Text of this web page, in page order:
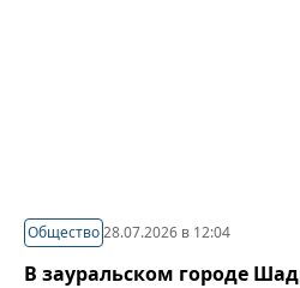
Общество28.07.2026 в 12:04
В зауральском городе